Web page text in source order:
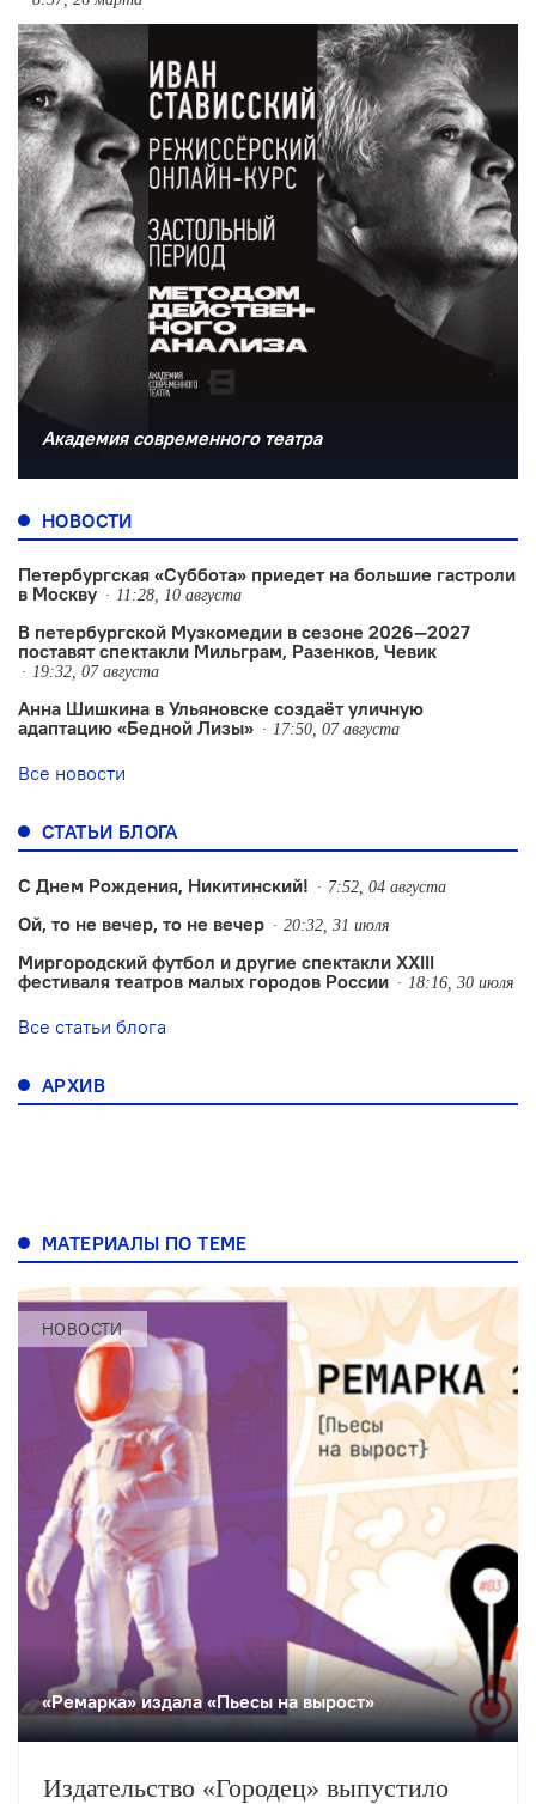
Академия современного театра
НОВОСТИ
Петербургская «Суббота» приедет на большие гастроли
в Москву
11:28, 10 августа
В петербургской Музкомедии в сезоне 2026—2027
поставят спектакли Мильграм, Разенков, Чевик
19:32, 07 августа
Анна Шишкина в Ульяновске создаëт уличную
адаптацию «Бедной Лизы»
17:50, 07 августа
Все новости
СТАТЬИ БЛОГА
С Днем Рождения, Никитинский! 7:52, 04 августа
Ой, то не вечер, то не вечер 20:32, 31 июля
Миргородский футбол и другие спектакли XXIII
фестиваля театров малых городов России
18:16, 30 июля
Все статьи блога
АРХИВ
МАТЕРИАЛЫ ПО ТЕМЕ
НОВОСТИ
«Ремарка» издала «Пьесы на вырост»
Издательство «Городец» выпустило